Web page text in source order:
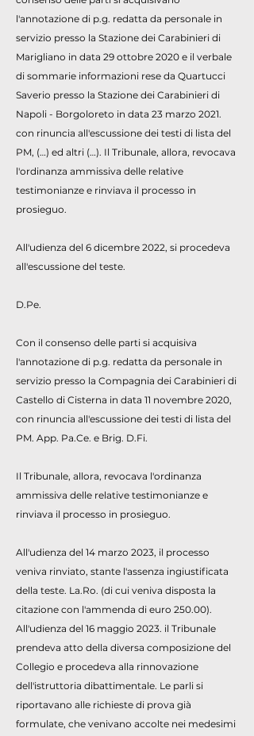
l'annotazione di p.g. redatta da personale in
servizio presso la Stazione dei Carabinieri di
Marigliano in data 29 ottobre 2020 e il verbale
di sommarie informazioni rese da Quartucci
Saverio presso la Stazione dei Carabinieri di
Napoli - Borgoloreto in data 23 marzo 2021.
con rinuncia all'escussione dei testi di lista del
PM, (…) ed altri (…). Il Tribunale, allora, revocava
l'ordinanza ammissiva delle relative
testimonianze e rinviava il processo in
prosieguo.
All'udienza del 6 dicembre 2022, si procedeva
all'escussione del teste.
D.Pe.
Con il consenso delle parti si acquisiva
l'annotazione di p.g. redatta da personale in
servizio presso la Compagnia dei Carabinieri di
Castello di Cisterna in data 11 novembre 2020,
con rinuncia all'escussione dei testi di lista del
PM. App. Pa.Ce. e Brig. D.Fi.
Il Tribunale, allora, revocava l'ordinanza
ammissiva delle relative testimonianze e
rinviava il processo in prosieguo.
All'udienza del 14 marzo 2023, il processo
veniva rinviato, stante l'assenza ingiustificata
della teste. La.Ro. (di cui veniva disposta la
citazione con l'ammenda di euro 250.00).
All'udienza del 16 maggio 2023. il Tribunale
prendeva atto della diversa composizione del
Collegio e procedeva alla rinnovazione
dell'istruttoria dibattimentale. Le parli si
riportavano alle richieste di prova già
formulate, che venivano accolte nei medesimi